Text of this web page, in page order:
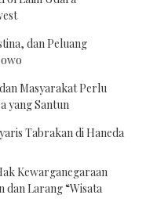
dan Peluang
Masyarakat Perlu
yang Santun
Tabrakan di Haneda
Kewarganegaraan
dan Larang “Wisata